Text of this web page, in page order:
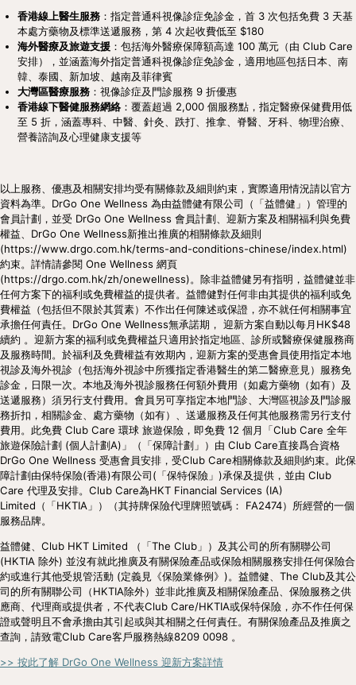
香港線上醫生服務 ：指定普通科視像診症免診金，首 3 次包括免費 3 天基
本處方藥物及標準送遞服務，第 4 次起收費低至 $180
海外醫療及旅遊支援 ：包括海外醫療保障額高達 100 萬元（由 Club Care
安排），並涵蓋海外指定普通科視像診症免診金，適用地區包括日本、南
韓、泰國、新加坡、越南及菲律賓
大灣區醫療服務 ：視像診症及門診服務 9 折優惠
香港線下醫健服務網絡 ：覆蓋超過 2,000 個服務點，指定醫療保健費用低
至 5 折，涵蓋專科、中醫、針灸、跌打、推拿、脊醫、牙科、物理治療、
營養諮詢及心理健康支援等
以上服務、優惠及相關安排均受有關條款及細則約束，實際適用情況請以官方
資料為準。DrGo One Wellness 為由益體健有限公司（「益體健」）管理的
會員計劃，並受 DrGo One Wellness 會員計劃、迎新方案及相關福利與免費
權益、DrGo One Wellness新推出推廣的相關條款及細則
(https://www.drgo.com.hk/terms-and-conditions-chinese/index.html)
約束。詳情請參閱 One Wellness 網頁
(https://drgo.com.hk/zh/onewellness)。除非益體健另有指明，益體健並非
任何方案下的福利或免費權益的提供者。益體健對任何非由其提供的福利或免
費權益（包括但不限於其質素）不作出任何陳述或保證，亦不就任何相關事宜
承擔任何責任。DrGo One Wellness無承諾期， 迎新方案自動以每月HK$48
續約 。迎新方案的福利或免費權益只適用於指定地區、診所或醫療保健服務商
及服務時間。於福利及免費權益有效期內，迎新方案的受惠會員使用指定本地
視診及海外視診（包括海外視診中所獲指定香港醫生的第二醫療意見）服務免
診金，日限一次。本地及海外視診服務任何額外費用（如處方藥物（如有）及
送遞服務）須另行支付費用。會員另可享指定本地門診、大灣區視診及門診服
務折扣，相關診金、處方藥物（如有）、送遞服務及任何其他服務需另行支付
費用。此免費 Club Care 環球 旅遊保險，即免費 12 個月「Club Care 全年
旅遊保險計劃 (個人計劃A)」（「保障計劃」）由 Club Care直接爲合資格
DrGo One Wellness 受惠會員安排，受Club Care相關條款及細則約束。此保
障計劃由保特保險(香港)有限公司(「保特保險」)承保及提供，並由 Club
Care 代理及安排。Club Care為HKT Financial Services (IA)
Limited（「HKTIA」）（其持牌保險代理牌照號碼： FA2474）所經營的一個
服務品牌。
益體健、Club HKT Limited （「The Club」）及其公司的所有關聯公司
(HKTIA 除外) 並沒有就此推廣及有關保險產品或保險相關服務安排任何保險合
約或進行其他受規管活動 (定義見《保險業條例》)。益體健、The Club及其公
司的所有關聯公司（HKTIA除外）並非此推廣及相關保險產品、保險服務之供
應商、代理商或提供者，不代表Club Care/HKTIA或保特保險，亦不作任何保
證或聲明且不會承擔由其引起或與其相關之任何責任。有關保險產品及推廣之
查詢，請致電Club Care客戶服務熱線8209 0098 。
>> 按此了解 DrGo One Wellness 迎新方案詳情